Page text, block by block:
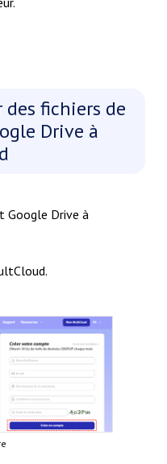
fichiers de
Drive à
Google Drive à